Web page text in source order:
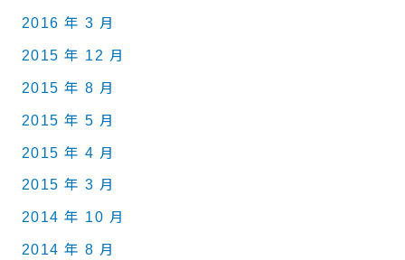
2016 年 3 月
2015 年 12 月
2015 年 8 月
2015 年 5 月
2015 年 4 月
2015 年 3 月
2014 年 10 月
2014 年 8 月